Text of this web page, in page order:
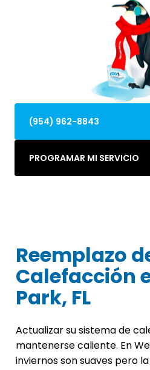
(954) 962-8843
PROGRAMAR MI SERVICIO
Reemplazo
Calefacción
Park, FL
Actualizar su sistema de
mantenerse caliente. En
inviernos son suaves pero